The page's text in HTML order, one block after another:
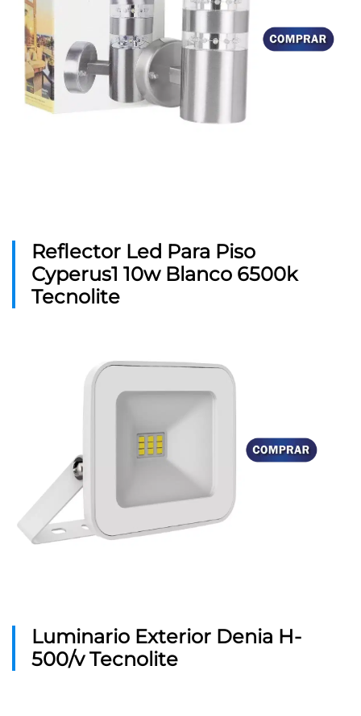
Reflector Led Para Piso
Cyperus1 10w Blanco 6500k
Tecnolite
Luminario Exterior Denia H-
500/v Tecnolite